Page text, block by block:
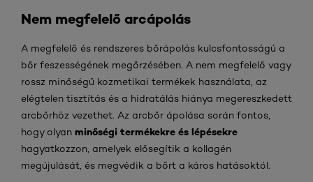
Nem megfelelő arcápolás
A megfelelő és rendszeres bőrápolás kulcsfontosságú a
bőr feszességének megőrzésében. A nem megfelelő vagy
rossz minőségű kozmetikai termékek használata, az
elégtelen tisztítás és a hidratálás hiánya megereszkedett
arcbőrhöz vezethet. Az arcbőr ápolása során fontos,
hogy olyan minőségi termékekre és lépésekre
hagyatkozzon, amelyek elősegítik a kollagén
megújulását, és megvédik a bőrt a káros hatásoktól.